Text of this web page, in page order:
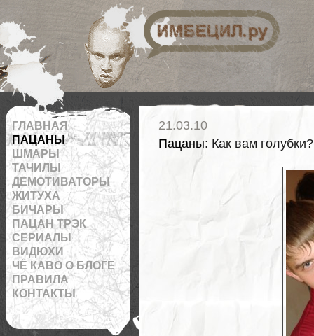
RSS
ГЛАВНАЯ
ПАЦАНЫ
ШМАРЫ
ТАЧИЛЫ
ДЕМОТИВАТОРЫ
ЖИТУХА
БИЧАРЫ
ПАЦАН ТРЭК
СЕРИАЛЫ
ВИДЮХИ
ЧЁ КАВО О БЛОГЕ
ПРАВИЛА
КОНТАКТЫ
21.03.10
Пацаны: Как вам голубки?